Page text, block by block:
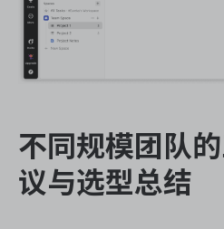
不同规模团队
议与选型总结